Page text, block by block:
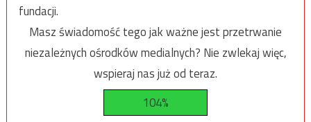
fundacji.
Masz świadomość tego jak ważne jest przetrwanie
niezależnych ośrodków medialnych? Nie zwlekaj więc,
wspieraj nas już od teraz.
104%